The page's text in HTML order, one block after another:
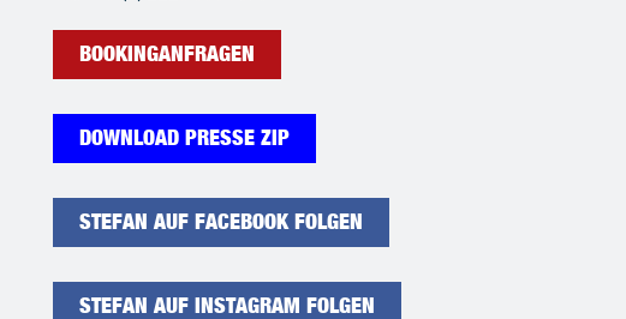
BOOKINGANFRAGEN
DOWNLOAD PRESSE ZIP
STEFAN AUF FACEBOOK FOLGEN
STEFAN AUF INSTAGRAM FOLGEN